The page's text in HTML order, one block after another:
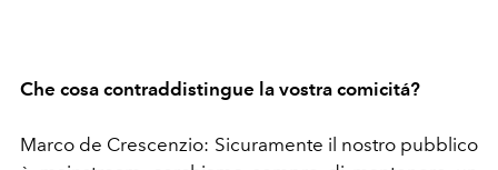
Che cosa contraddistingue la vostra comicitá?
Marco de Crescenzio: Sicuramente il nostro pubblico